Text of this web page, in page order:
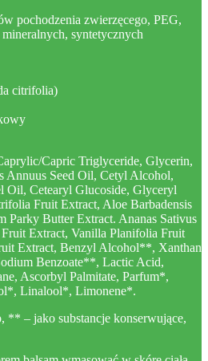
pochodzenia zwierzęcego, PEG,
syntetycznych
citrifolia)
Capric Triglyceride, Glycerin,
Annuus Seed Oil, Cetyl Alcohol,
Oil, Cetearyl Glucoside, Glyceryl
Fruit Extract, Aloe Barbadensis
Parky Butter Extract. Ananas Sativus
Extract, Vanilla Planifolia Fruit
Extract, Benzyl Alcohol**, Xanthan
Benzoate**, Lactic Acid,
Ascorbyl Palmitate, Parfum*,
Linalool*, Limonene*.
** – jako substancje konserwujące,